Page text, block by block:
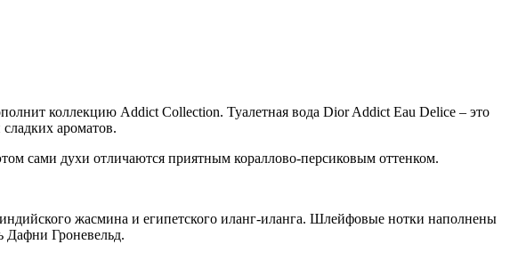
коллекцию Addict Collection. Туалетная вода Dior Addict Eau Delice – это
ароматов.
сами духи отличаются приятным кораллово-персиковым оттенком.
жасмина и египетского иланг-иланга. Шлейфовые нотки наполнены
Дафни Гроневельд.